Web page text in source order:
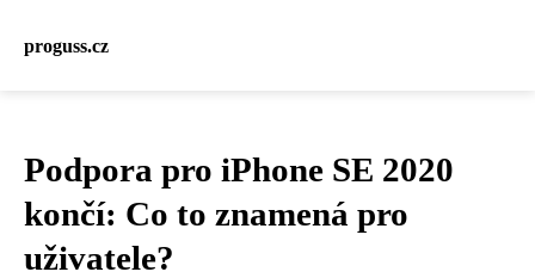
proguss.cz
Podpora pro iPhone SE 2020
končí: Co to znamená pro
uživatele?